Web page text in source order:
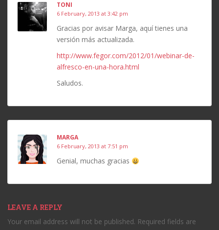
TONI
6 February, 2013 at 3:42 pm
Gracias por avisar Marga, aquí tienes una
versión más actualizada.
http://www.fegor.com/2012/01/webinar-de-
alfresco-en-una-hora.html
Saludos.
MARGA
6 February, 2013 at 7:51 pm
Genial, muchas gracias
LEAVE A REPLY
Your email address will not be published. Required fields are